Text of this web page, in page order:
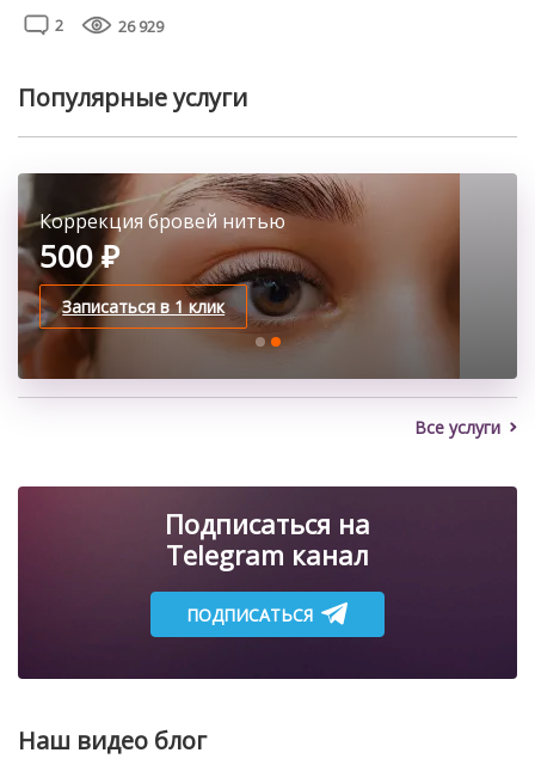
направления ресничек достаточно одного месяца при
2 26 929
Популярные услуги
Классическое наращивание ресниц
2100 ₽
Записаться в 1 клик
Коррекция бровей нитью
500 ₽
Записаться в 1 клик
Все услуги
Подписаться на
Telegram канал
ПОДПИСАТЬСЯ
Наш видео блог